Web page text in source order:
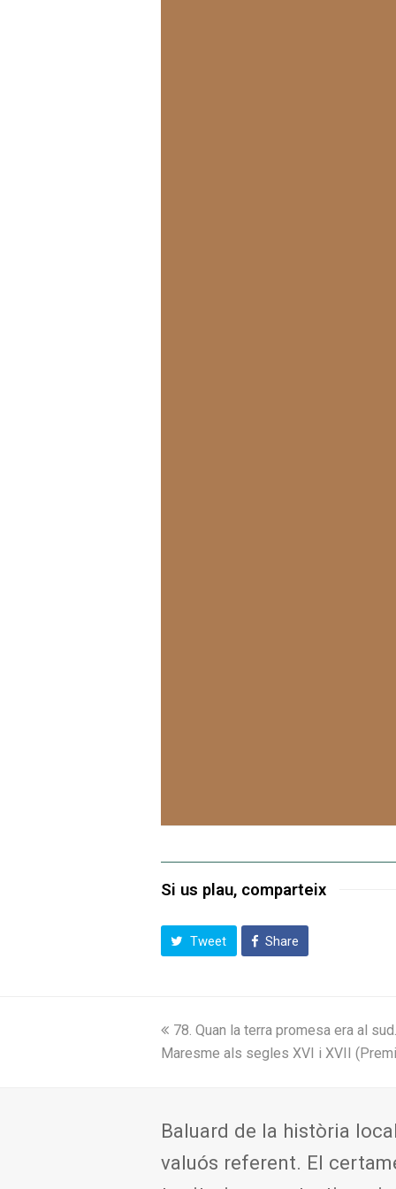
Si us plau, comparteix
Tweet Share
previous
post:
78. Quan la terra promesa era al
Maresme als segles XVI i XVII
Baluard de la història
valuós referent. El